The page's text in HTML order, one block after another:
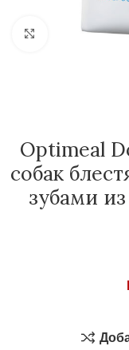
Нажмите,
Optimeal
собак
зубами